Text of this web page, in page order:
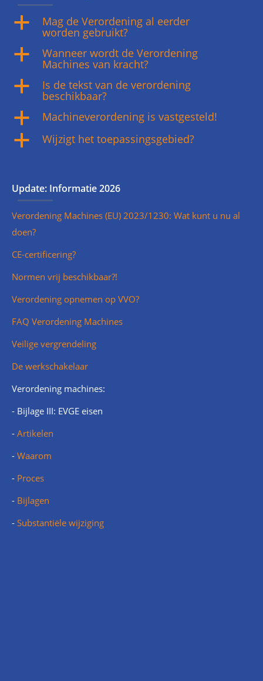
a Mag de Verordening al eerder
worden gebruikt?
a Wanneer wordt de Verordening
Machines van kracht?
a Is de tekst van de verordening
beschikbaar?
a Machineverordening is vastgesteld!
a Wijzigt het toepassingsgebied?
Update: Informatie 2026
Verordening Machines (EU) 2023/1230: Wat kunt u nu al
doen?
CE-certificering?
Normen vrij beschikbaar?!
Verordening opnemen op VVO?
FAQ Verordening Machines
Veilige vergrendeling
De werkschakelaar
Verordening machines:
- Bijlage III: EVGE eisen
- Artikelen
- Waarom
- Proces
- Bijlagen
- Substantiële wijziging